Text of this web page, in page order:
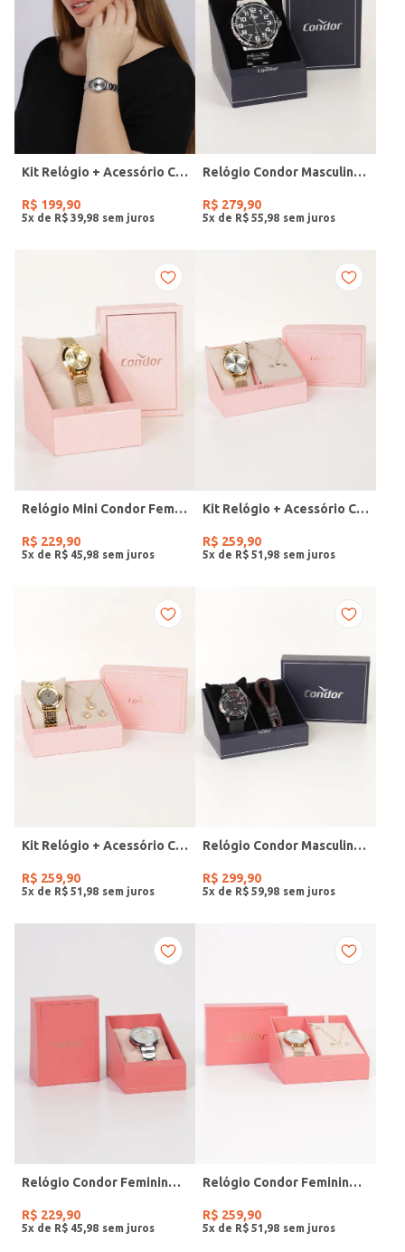
Kit Relógio + Acessório Condor Feminino PRATA
R$ 199,90
5x de R$ 39 98
Relógio Condor Masculino PRATA
R$ 279,90
5x de R$ 55 98
Relógio Mini Condor Feminino DOURADO
R$ 229,90
5x de R$ 45 98
Kit Relógio + Acessório Condor Feminino DOURADO
R$ 259,90
5x de R$ 51 98
Kit Relógio + Acessório Condor Feminino DOURADO
R$ 259,90
5x de R$ 51 98
Relógio Condor Masculino PRETO
R$ 299,90
5x de R$ 59 98
Relógio Condor Feminino PRATA
R$ 229,90
5x de R$ 45 98
Relógio Condor Feminino DOURADO
R$ 259,90
5x de R$ 51 98